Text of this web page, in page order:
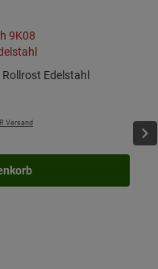
Edelstahl
Versand